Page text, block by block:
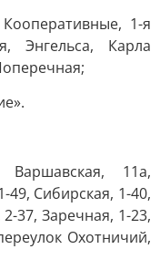
1-я
Энгельса, Карла
11а,
49, Сибирская, 1-40,
37, Заречная, 1-23,
Охотничий,